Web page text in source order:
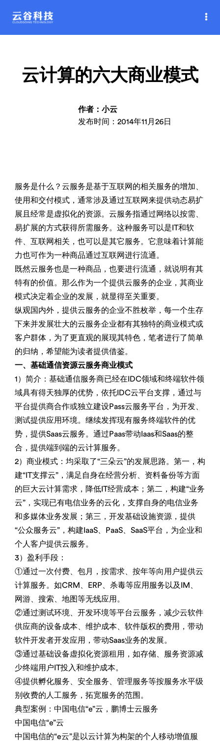
云计算的六大商业模式
作者：小云
发布时间：2014年11月26日
服务是什么？云服务是基于互联网的相关服务的增加、
使用和交付模式，通常涉及通过互联网来提供动态易扩
展且经常是虚拟化的资源。云服务指通过网络以按需、
易扩展的方式获得所需服务。这种服务可以是IT和软
件、互联网相关，也可以是其它服务。它意味着计算能
力也可作为一种商品通过互联网进行流通。
既然云服务也是一种商品，也要进行流通，就说明有其
特有的价值。那么作为一个提供云服务的企业，其商业
模式决定着企业的发展，就显得至关重要。
纵观国内外，提供云服务的企业不胜枚举，每一个生存
下来并发展壮大的云服务企业都有其独特的商业模式或
客户群体，为了更直观的展现其特色，笔者进行了简单
的归纳，希望能为读者提供借鉴。
一、基础通信资源云服务商业模式
1）简介：基础通信服务商已经在IDC领域和终端软件领
域具有得天独厚的优势，依托IDC云平台支撑，通过与
平台提供商合作或独立建设Pass云服务平台，为开发、
测试提供应用环境。继续发挥现有服务终端软件的优
势，提供Saas云服务。通过Paas带动Iaas和Saas的整
合，提供端到端的云计算服务。
2）商业模式：均采取了“三朵云”的发展思路。第一，构
建“IT支撑云”，满足自身在经营分析、资料备份等方面
的巨大云计算需求，降低IT经营成本；第二，构建“业务
云”，实现已有电信业务的云化，支撑自身的电信业务
和多媒体业务发展；第三，开发基础设施资源，提供
“公众服务云”，构建IaaS、PaaS、SaaS平台，为企业和
个人客户提供云服务。
3）盈利手段：
①通过一次付费、包月，按需求、按年等向用户提供云
计算服务。如CRM、ERP、杀毒等应用服务以及IM、
网游、搜索、地图等无线应用。
②通过测试环境、开发环境等平台云服务，减少云软件
供应商的设备成本、维护成本、软件版权的费用，带动
软件开发者开发应用，带动Saas业务的发展。
③通过基础设备虚拟化资源租用，如存储、服务资源减
少终端用户IT投入和维护成本。
④提供孵化服务、安全服务、管理服务等按服务水平级
别收费的人工服务，拓宽服务的范围。
典型案例：中国电信“e”云，鹏博士云服务
中国电信“e”云
中国电信的“e云”是以云计算为构架的个人移动增值服